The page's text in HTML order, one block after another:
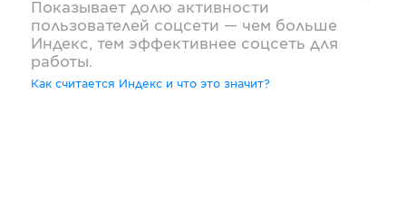
Показывает долю активности
пользователей соцсети — чем больше
Индекс, тем эффективнее соцсеть для
работы.
Как считается Индекс и что это значит?